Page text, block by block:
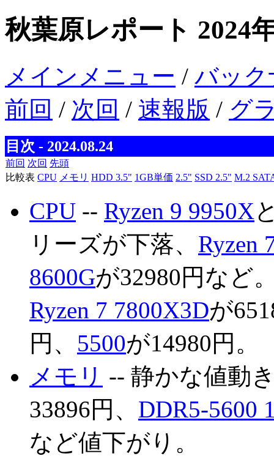
秋葉原レポート 2024
メインメニュー / バッ
前回 / 次回 / 速報版 / グ
目次 - 2024.08.24
前回 次回 先頭
比較表 CPU メモリ HDD 3.5" 1GB単価 2.5" SSD 2.5" M.2
CPU -- Ryzen 9 9950X
リーズが下落、 Ryzen
8600Gが32980円など
Ryzen 7 7800X3Dが
円、 5500が14980円。
メモリ -- 静かな値動
33896円、 DDR5-5600
など値下がり。